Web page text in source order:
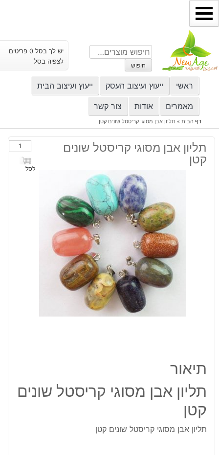
דילוג
לתוכן
חיפוש
עבור:
חיפוש
יש לך בסל 0 פריטים
לצפיה בסל
ראשי ייעוץ ועיצוב העסק ייעוץ ועיצוב הבית
מאמרים אודות צור קשר
דף הבית» תליון אבן מסוגי קריסטל שונים קטן
תליון אבן מסוגי קריסטל שונים
קטן
כמות
של
תליון
לסל
תיאור
תליון אבן מסוגי קריסטל שונים
קטן
תליון אבן מסוגי קריסטל שונים קטן